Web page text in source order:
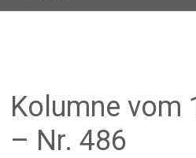
Kolumne vom
– Nr. 486